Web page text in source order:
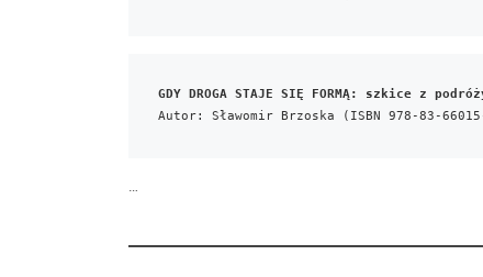
GDY DROGA STAJE SIĘ FORMĄ: szkice z
Autor: Sławomir Brzoska (ISBN 978-83-
…